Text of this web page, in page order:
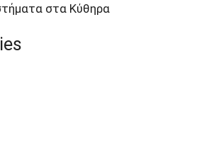
στα Κύθηρα